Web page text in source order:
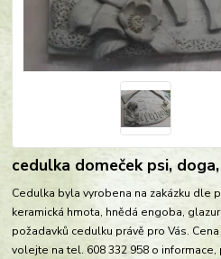
cedulka domeček psi,
Cedulka byla vyrobena na zakázku dle
keramická hmota, hnědá engoba,
požadavků cedulku právě pro Vás.
volejte na tel. 608 332 958 o informace,